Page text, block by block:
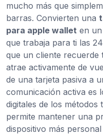
mucho más que
barras. Convierten una
para apple wallet en
que trabaja para ti las
que un cliente recuerde
atrae activamente de
de una tarjeta pasiva a
comunicación activa es
digitales de los métodos
permite mantener una
dispositivo más